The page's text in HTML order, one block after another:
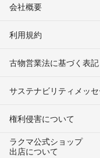
会社概要
利用規約
古物営業法に基づく表記
サステナビリティメッ
権利侵害について
ラクマ公式ショップ
出店について